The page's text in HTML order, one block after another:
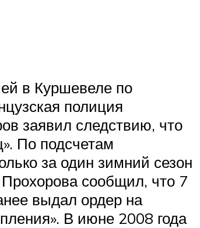
в Куршевеле по
полиция
заявил следствию, что
По подсчетам
за один зимний сезон
сообщил, что 7
выдал ордер на
В июне 2008 года